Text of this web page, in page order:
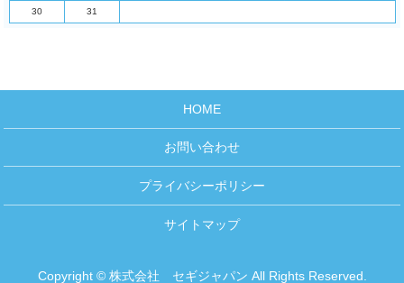
30 31
HOME
お問い合わせ
プライバシーポリシー
サイトマップ
Copyright © 株式会社 セギジャパン All Rights Reserved.